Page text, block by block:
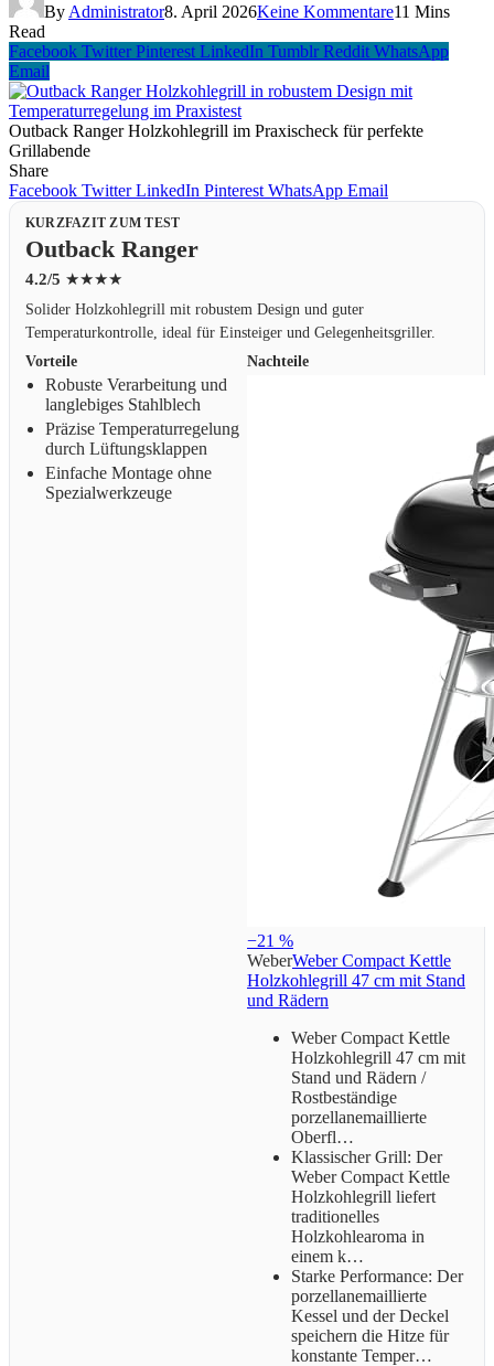
By Administrator8. April 2026Keine Kommentare11 Mins
Read
Facebook Twitter Pinterest LinkedIn Tumblr Reddit WhatsApp
Email
Outback Ranger Holzkohlegrill im Praxischeck für perfekte
Grillabende
Share
Facebook Twitter LinkedIn Pinterest WhatsApp Email
KURZFAZIT ZUM TEST
Outback Ranger
4.2/5 ★★★★
Solider Holzkohlegrill mit robustem Design und guter
Temperaturkontrolle, ideal für Einsteiger und Gelegenheitsgriller.
Vorteile
Robuste Verarbeitung und
langlebiges Stahlblech
Präzise Temperaturregelung
durch Lüftungsklappen
Einfache Montage ohne
Spezialwerkzeuge
Nachteile
−21 %
WeberWeber Compact Kettle
Holzkohlegrill 47 cm mit Stand
und Rädern
Weber Compact Kettle
Holzkohlegrill 47 cm mit
Stand und Rädern /
Rostbeständige
porzellanemaillierte
Oberfl…
Klassischer Grill: Der
Weber Compact Kettle
Holzkohlegrill liefert
traditionelles
Holzkohlearoma in
einem k…
Starke Performance: Der
porzellanemaillierte
Kessel und der Deckel
speichern die Hitze für
konstante Temper…